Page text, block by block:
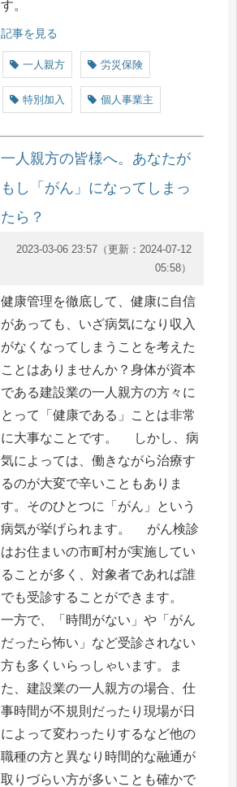
す。
記事を見る
一人親方 労災保険
特別加入 個人事業主
一人親方の皆様へ。あなたが
もし「がん」になってしまっ
たら？
2023-03-06 23:57（更新： 2024-07-12
05:58）
健康管理を徹底して、健康に自信
があっても、いざ病気になり収入
がなくなってしまうことを考えた
ことはありませんか？身体が資本
である建設業の一人親方の方々に
とって「健康である」ことは非常
に大事なことです。 しかし、病
気によっては、働きながら治療す
るのが大変で辛いこともありま
す。そのひとつに「がん」という
病気が挙げられます。 がん検診
はお住まいの市町村が実施してい
ることが多く、対象者であれば誰
でも受診することができます。
一方で、「時間がない」や「がん
だったら怖い」など受診されない
方も多くいらっしゃいます。ま
た、建設業の一人親方の場合、仕
事時間が不規則だったり現場が日
によって変わったりするなど他の
職種の方と異なり時間的な融通が
取りづらい方が多いことも確かで